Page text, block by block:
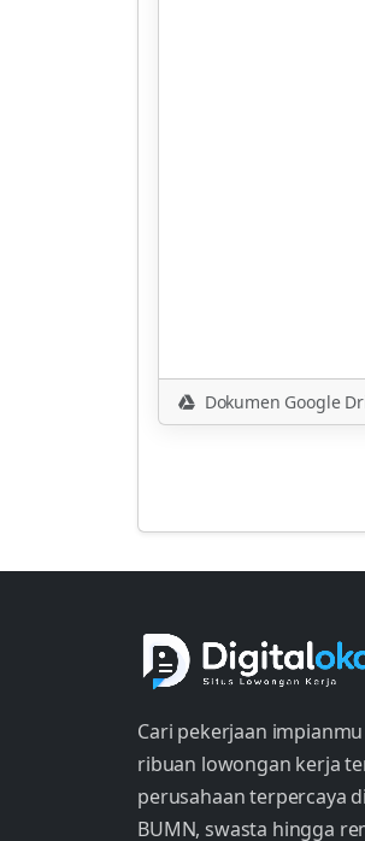
Dokumen Google
Cari pekerjaan
ribuan lowongan kerja
perusahaan terpercaya
BUMN, swasta hingga